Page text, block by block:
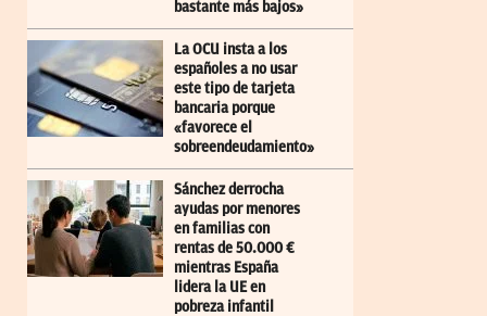
bastante más bajos»
La OCU insta a los
españoles a no usar
este tipo de tarjeta
bancaria porque
«favorece el
sobreendeudamiento»
Sánchez derrocha
ayudas por menores
en familias con
rentas de 50.000 €
mientras España
lidera la UE en
pobreza infantil